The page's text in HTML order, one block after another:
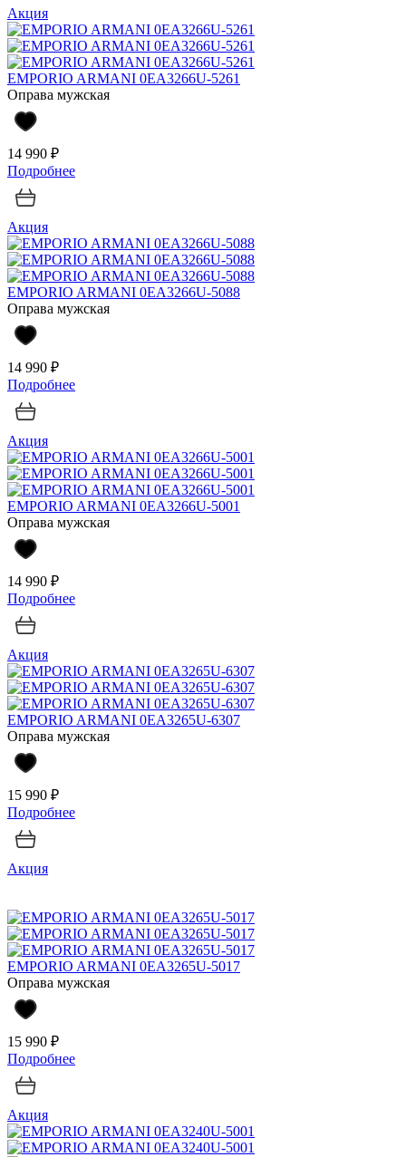
Акция
EMPORIO ARMANI 0EA3266U-5261
Оправа мужская
14 990 ₽
Подробнее
Акция
EMPORIO ARMANI 0EA3266U-5088
Оправа мужская
14 990 ₽
Подробнее
Акция
EMPORIO ARMANI 0EA3266U-5001
Оправа мужская
14 990 ₽
Подробнее
Акция
EMPORIO ARMANI 0EA3265U-6307
Оправа мужская
15 990 ₽
Подробнее
Акция
EMPORIO ARMANI 0EA3265U-5017
Оправа мужская
15 990 ₽
Подробнее
Акция